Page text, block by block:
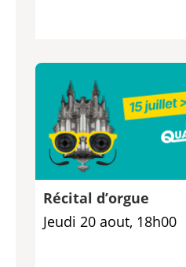
Récital d’orgue
Jeudi 20 aout, 18h00